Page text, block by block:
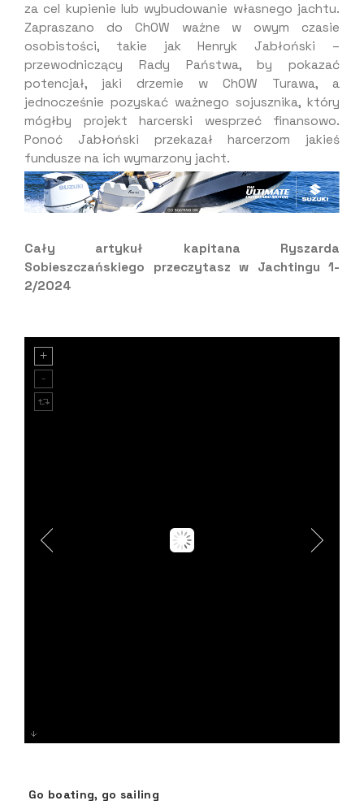
za cel kupienie lub wybudowanie własnego jachtu.
Zapraszano do ChOW ważne w owym czasie
osobistości, takie jak Henryk Jabłoński –
przewodniczący Rady Państwa, by pokazać
potencjał, jaki drzemie w ChOW Turawa, a
jednocześnie pozyskać ważnego sojusznika, który
mógłby projekt harcerski wesprzeć finansowo.
Ponoć Jabłoński przekazał harcerzom jakieś
fundusze na ich wymarzony jacht.
Cały artykuł kapitana Ryszarda
Sobieszczańskiego przeczytasz w Jachtingu 1-
2/2024
Go boating, go sailing